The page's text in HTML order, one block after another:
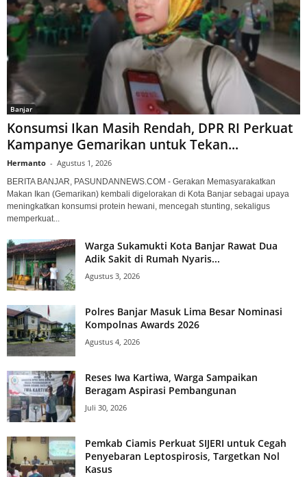
Banjar
Konsumsi Ikan Masih Rendah, DPR RI Perkuat
Kampanye Gemarikan untuk Tekan...
Hermanto - Agustus 1, 2026
BERITA BANJAR, PASUNDANNEWS.COM - Gerakan Memasyarakatkan
Makan Ikan (Gemarikan) kembali digelorakan di Kota Banjar sebagai upaya
meningkatkan konsumsi protein hewani, mencegah stunting, sekaligus
memperkuat...
Warga Sukamukti Kota Banjar Rawat Dua
Adik Sakit di Rumah Nyaris...
Agustus 3, 2026
Polres Banjar Masuk Lima Besar Nominasi
Kompolnas Awards 2026
Agustus 4, 2026
Reses Iwa Kartiwa, Warga Sampaikan
Beragam Aspirasi Pembangunan
Juli 30, 2026
Pemkab Ciamis Perkuat SIJERI untuk Cegah
Penyebaran Leptospirosis, Targetkan Nol
Kasus